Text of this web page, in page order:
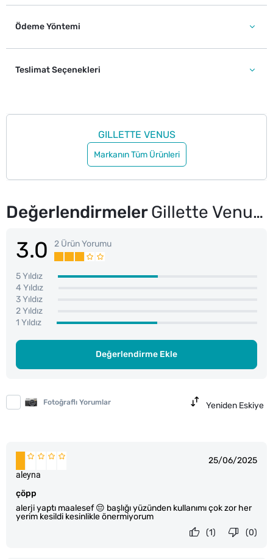
Ödeme Yöntemi
Teslimat Seçenekleri
GILLETTE VENUS
Markanın Tüm Ürünleri
DeğerlendirmelerGillette Venus Comfortglide Sugarberry Tıraş Makinesi + 1 Yedek Bıçak
3.0 2 Ürün Yorumu
5 Yıldız
4 Yıldız
3 Yıldız
2 Yıldız
1 Yıldız
Değerlendirme Ekle
Fotoğraflı Yorumlar Yeniden Eskiye
25/06/2025
çöpp
alerji yaptı maalesef 😔 başlığı yüzünden kullanımı çok zor her
yerim kesildi kesinlikle önermiyorum
aleyna
(0)
(1)